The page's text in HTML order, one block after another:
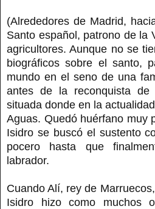
(Alrededores de Madrid,
Santo español, patrono de la
agricultores. Aunque no se
biográficos sobre el santo,
mundo en el seno de una
antes de la reconquista
situada donde en la
Aguas. Quedó huérfano muy
Isidro se buscó el sustento
pocero hasta que
labrador.
Cuando Alí, rey de
Isidro hizo como muchos